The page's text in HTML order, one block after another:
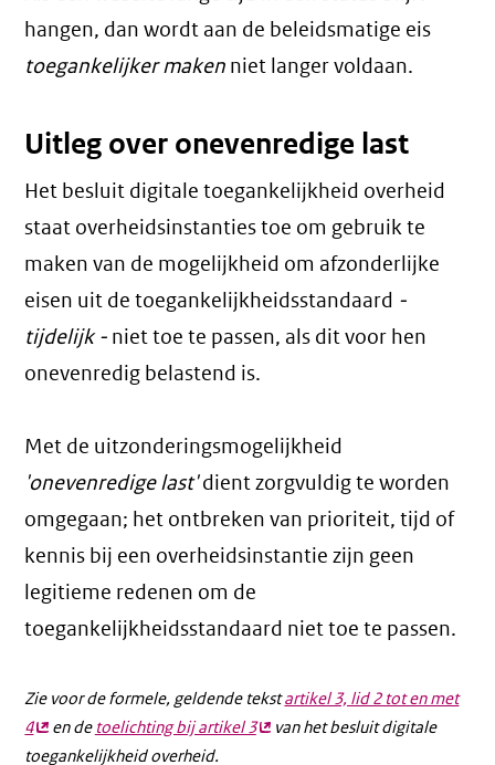
hangen, dan wordt aan de beleidsmatige eis
toegankelijker maken niet langer voldaan.
Uitleg over onevenredige last
Het besluit digitale toegankelijkheid overheid
staat overheidsinstanties toe om gebruik te
maken van de mogelijkheid om afzonderlijke
eisen uit de toegankelijkheidsstandaard -
tijdelijk - niet toe te passen, als dit voor hen
onevenredig belastend is.
Met de uitzonderingsmogelijkheid
'onevenredige last'dient zorgvuldig te worden
omgegaan; het ontbreken van prioriteit, tijd of
kennis bij een overheidsinstantie zijn geen
legitieme redenen om de
toegankelijkheidsstandaard niet toe te passen.
Zie voor de formele, geldende tekstartikel 3, lid 2 tot en met
4(externe
link)
en de toelichting bij artikel 3(externe
van het besluit digitale
toegankelijkheid overheid.